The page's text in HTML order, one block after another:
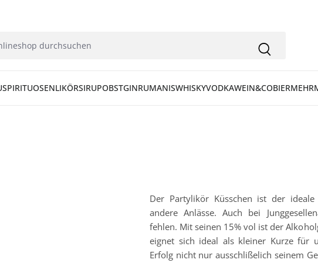
SPIRITUOSENLIKÖRSIRUPOBSTGINRUMANISWHISKYVODKAWEIN&COBIERMEHR
Der Partylikör Küsschen ist der
andere Anlässe. Auch bei
fehlen. Mit seinen 15% vol ist der
eignet sich ideal als kleiner Kurze für
Erfolg nicht nur ausschlißelich seinem